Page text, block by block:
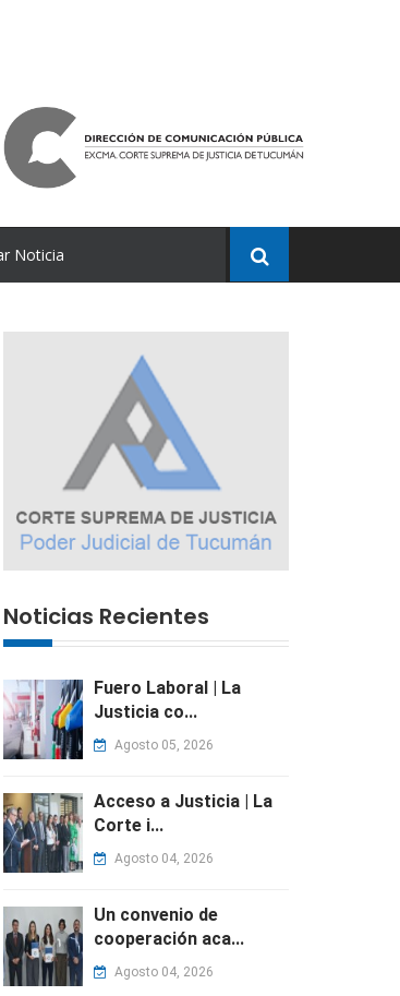
Noticias Recientes
Fuero Laboral | La
Justicia co...
Agosto 05, 2026
Acceso a Justicia | La
Corte i...
Agosto 04, 2026
Un convenio de
cooperación aca...
Agosto 04, 2026